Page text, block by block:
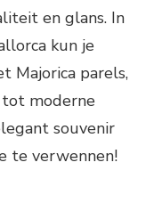
en glans. In
kun je
Majorica parels,
moderne
souvenir
te verwennen!